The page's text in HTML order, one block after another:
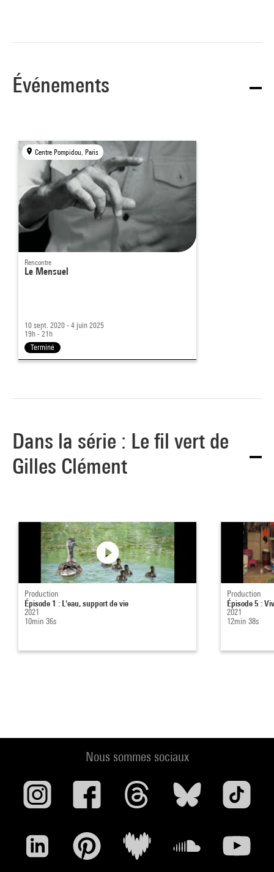
Événements
Centre Pompidou, Paris
Rencontre
Le Mensuel
10 sept. 2020 - 4 juin 2025
19h - 21h
Terminé
Dans la série : Le fil vert de
Gilles Clément
Production
Épisode 1 : L'eau, support de vie
2021
10min 36s
Production
Épisode 5 :
2021
12min 38s
Nous sommes sociaux